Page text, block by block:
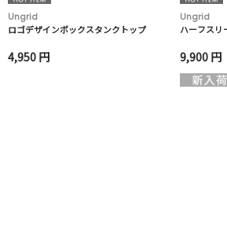
Ungrid
ロゴデザインボックスタンクトップ
4,950 円
Ungrid
ハーフスリ
9,900 円